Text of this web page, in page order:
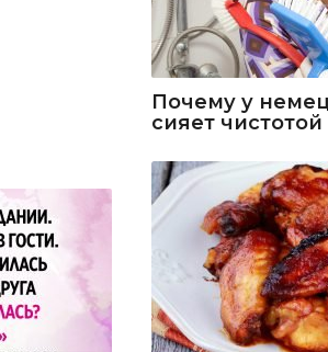
Почему у
сияет чистотой